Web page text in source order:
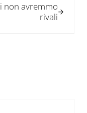
non avremmo
rivali